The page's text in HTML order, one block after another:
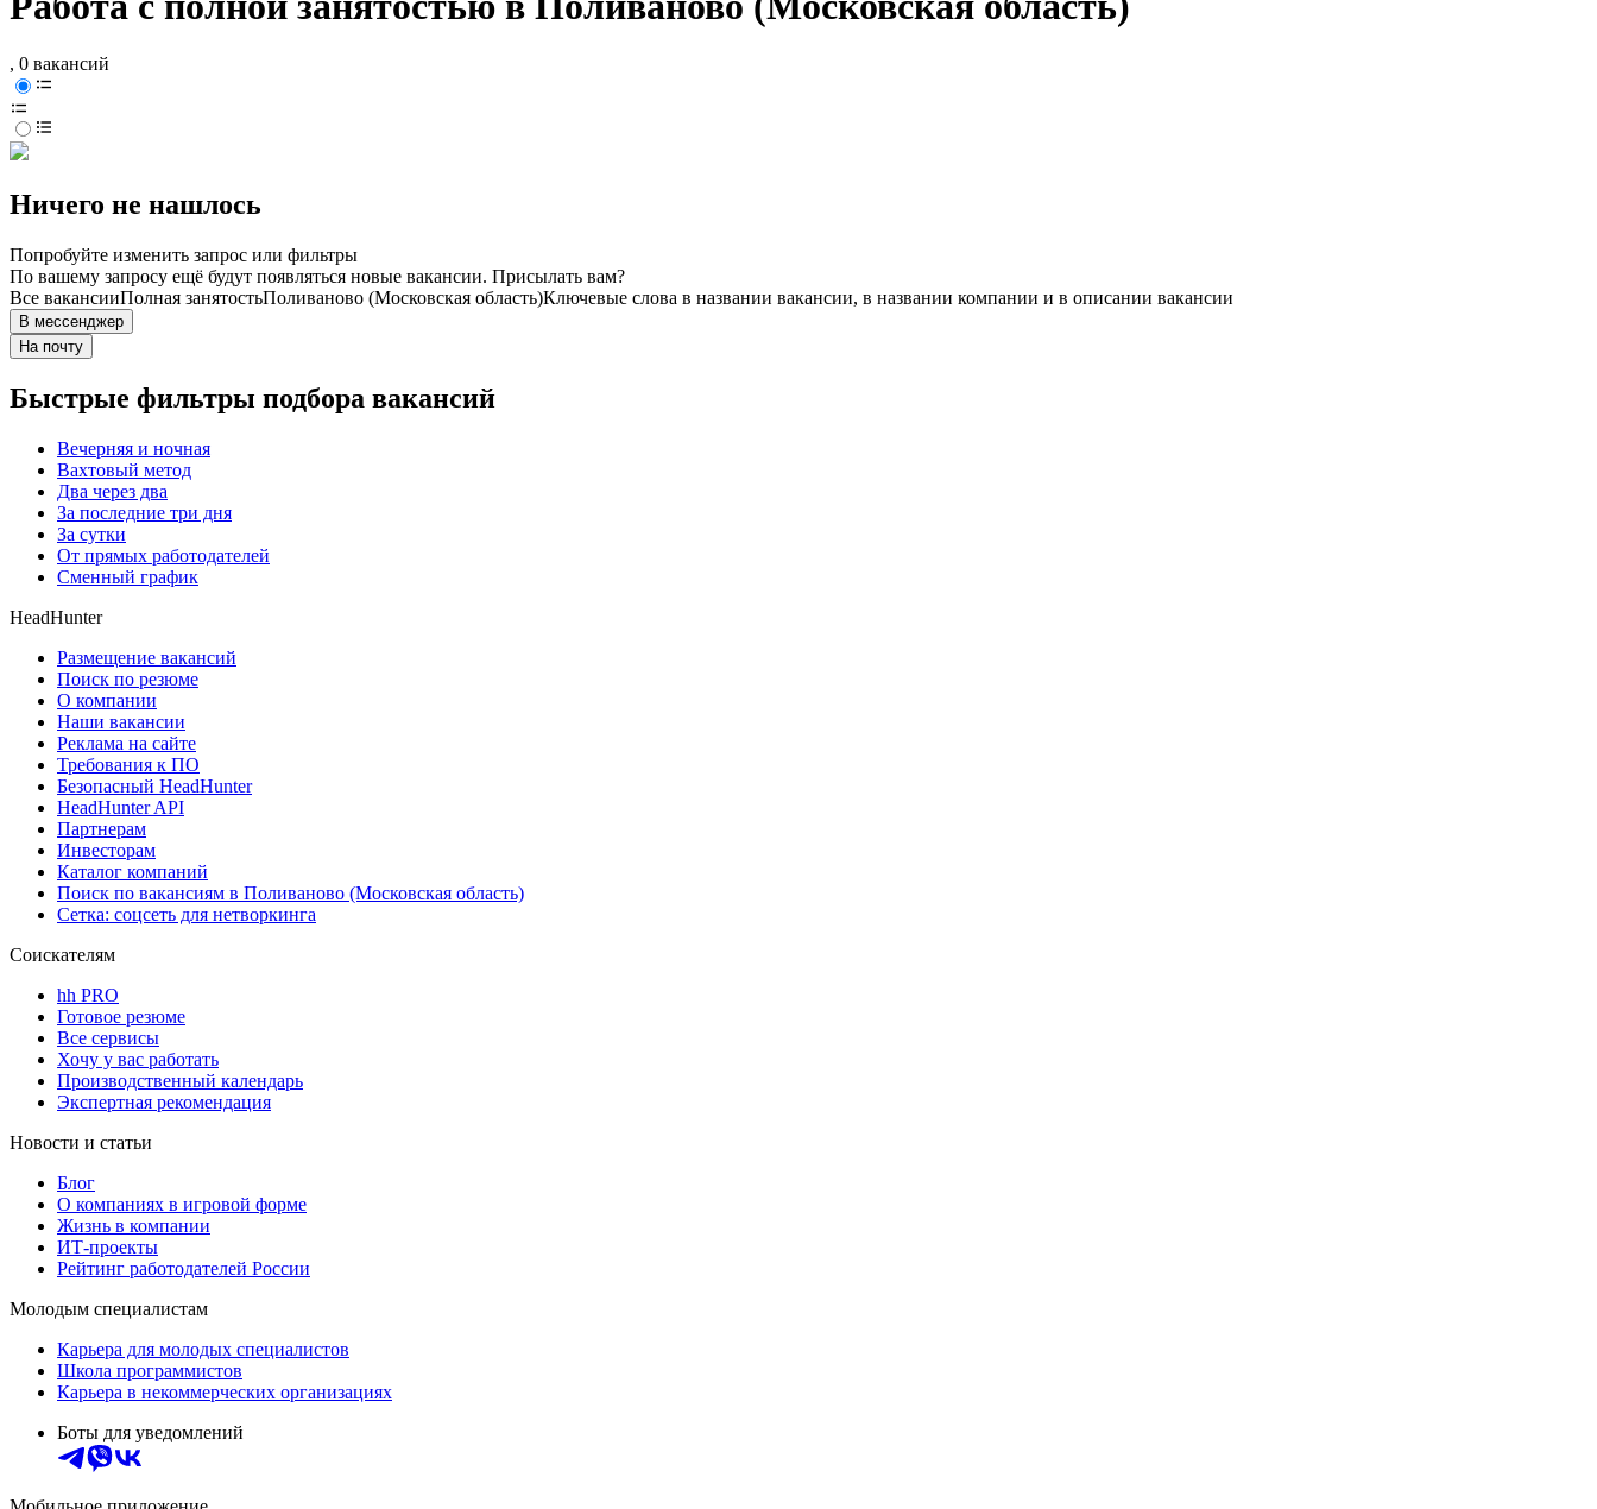
, 0 вакансий
Ничего не нашлось
Попробуйте изменить запрос или фильтры
По вашему запросу ещё будут появляться новые вакансии. Присылать вам?
Все вакансииПолная занятостьПоливаново (Московская область)Ключевые слова в названии вакансии, в названии компании и в описании вакансии
В мессенджер
На почту
Быстрые фильтры подбора вакансий
Вечерняя и ночная
Вахтовый метод
Два через два
За последние три дня
За сутки
От прямых работодателей
Сменный график
HeadHunter
Размещение вакансий
Поиск по резюме
О компании
Наши вакансии
Реклама на сайте
Требования к ПО
Безопасный HeadHunter
HeadHunter API
Партнерам
Инвесторам
Каталог компаний
Поиск по вакансиям в Поливаново (Московская область)
Сетка: соцсеть для нетворкинга
Соискателям
hh PRO
Готовое резюме
Все сервисы
Хочу у вас работать
Производственный календарь
Экспертная рекомендация
Новости и статьи
Блог
О компаниях в игровой форме
Жизнь в компании
ИТ-проекты
Рейтинг работодателей России
Молодым специалистам
Карьера для молодых специалистов
Школа программистов
Карьера в некоммерческих организациях
Боты для уведомлений